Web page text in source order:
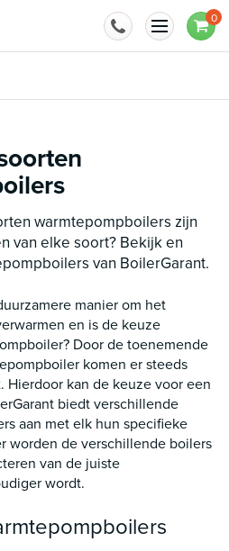
0
warmtepompboilers zijn
van elke soort? Bekijk en
van BoilerGarant.
manier om het
en is de keuze
Door de toenemende
komen er steeds
Hierdoor kan de keuze voor een
biedt verschillende
aan met elk hun specifieke
worden de verschillende boilers
van de juiste
wordt.